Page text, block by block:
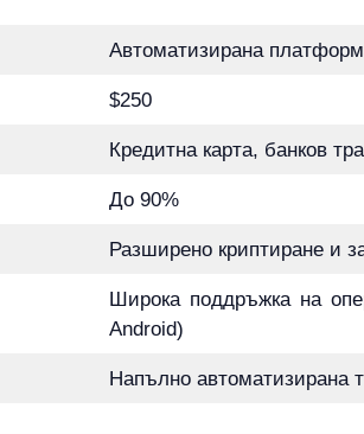
Автоматизирана
$250
Кредитна карта, банков
До 90%
Разширено криптиране и
Широка поддръжка на
Android)
Напълно автоматизирана